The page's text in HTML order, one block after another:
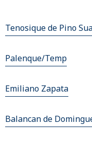
Tenosique de Pino
Palenque/Temp
Emiliano Zapata
Balancan de